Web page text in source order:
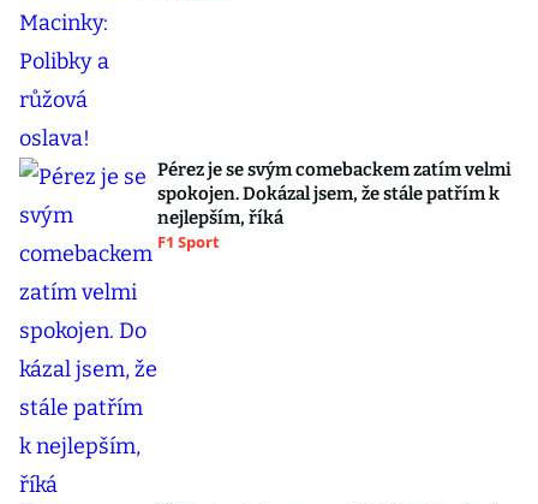
Pérez je se svým comebackem zatím velmi
spokojen. Dokázal jsem, že stále patřím k
nejlepším, říká
F1 Sport